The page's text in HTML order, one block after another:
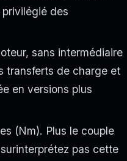
des
sans intermédiaire
transferts de charge et
en versions plus
(Nm). Plus le couple
pas cette